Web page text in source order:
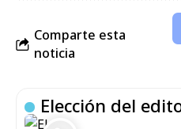
Comparte esta
noticia
Elección del